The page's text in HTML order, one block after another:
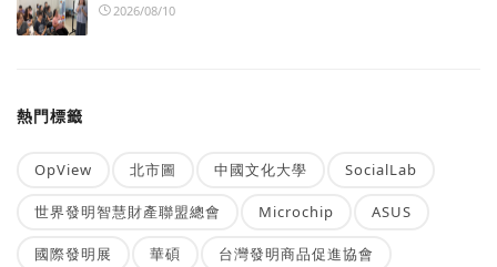
2026/08/10
熱門標籤
OpView 北市圖 中國文化大學 SocialLab
世界發明智慧財產聯盟總會 Microchip ASUS
國際發明展 華碩 台灣發明商品促進協會